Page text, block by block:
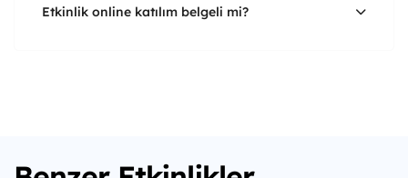
Etkinlik online katılım belgeli mi?